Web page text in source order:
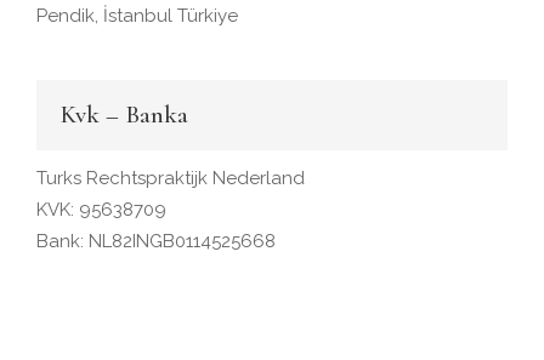
Pendik, İstanbul Türkiye
Kvk – Banka
Turks Rechtspraktijk Nederland
KVK: 95638709
Bank: NL82INGB0114525668